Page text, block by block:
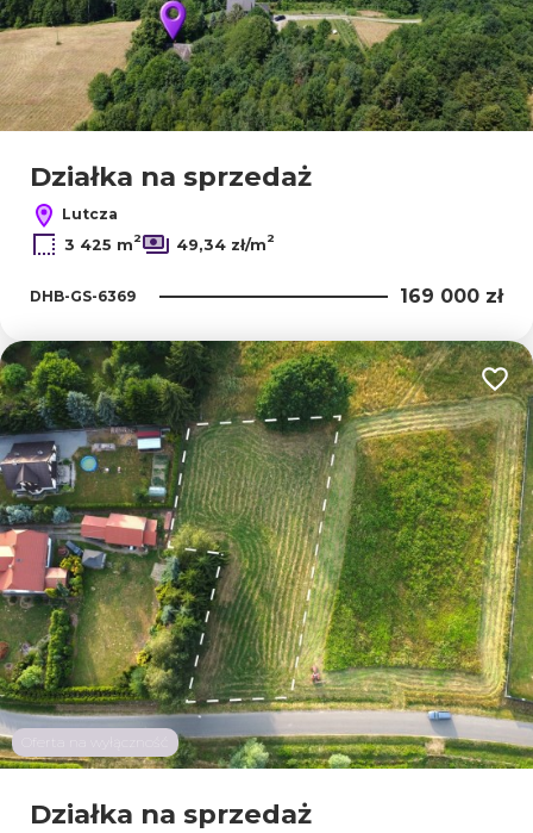
Działka na sprzedaż
Lutcza
3 425 m2 49,34 zł/m2
DHB-GS-6369 169 000 zł
Działka na sprzedaż